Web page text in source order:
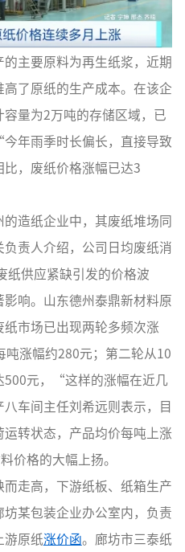
主要原料为再生纸浆，近期
了原纸的生产成本。在该企
量为2万吨的存储区域，已
年雨季时长偏长，直接导致
，废纸价格涨幅已达3
造纸企业中，其废纸堆场同
责人介绍，公司日均废纸消
纸供应紧缺引发的价格波
响。山东德州泰鼎新材料原
市场已出现两轮多频次涨
涨幅约280元；第二轮从10
500元，“这样的涨幅在近几
车间主任刘希远则表示，目
转状态，产品均价每吨上涨
价格的大幅上扬。
走高，下游纸板、纸箱生产
某包装企业办公室内，负责
游原纸涨价函。廊坊市三泰纸